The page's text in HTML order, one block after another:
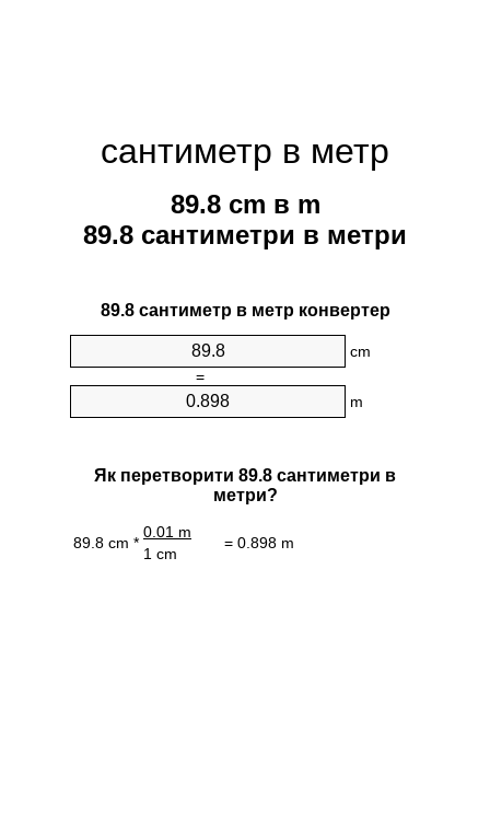
сантиметр в метр
89.8 cm в m
89.8 сантиметри в метри
89.8 сантиметр в метр конвертер
cm
=
m
Як перетворити 89.8 сантиметри в
метри?
89.8 cm *
0.01 m
= 0.898 m
1 cm